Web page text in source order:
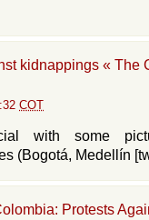
kidnappings « The
COT
with some
(Bogotá, Medellín
Protests